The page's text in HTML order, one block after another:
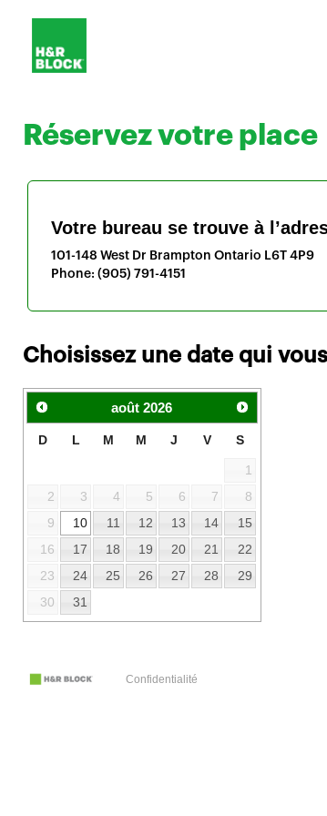
Réservez votre place
Votre bureau se trouve à
101-148 West Dr Brampton Ontario L6T 4P9
Phone: (905) 791-4151
Choisissez une date qui
août 2026
D L M M J V S
1
2
3 4 5 6 7
8
9
10 11 12 13 14
15
16
17 18 19 20 21
22
23
24 25 26 27 28
29
30
31
Confidentialité